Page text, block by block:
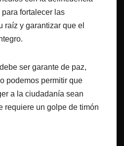
fortalecer las
raíz y garantizar que el
ser garante de paz,
podemos permitir que
a la ciudadanía sean
requiere un golpe de timón